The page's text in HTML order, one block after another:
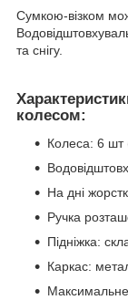
Сумкою-візком
та снігу.
колесом:
Колеса: 6 шт
На дні
Ручка
Підніжка:
Каркас: